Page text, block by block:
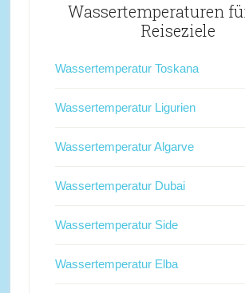
Wassertemperaturen
Reiseziele
Wassertemperatur Toskana
Wassertemperatur Ligurien
Wassertemperatur Algarve
Wassertemperatur Dubai
Wassertemperatur Side
Wassertemperatur Elba